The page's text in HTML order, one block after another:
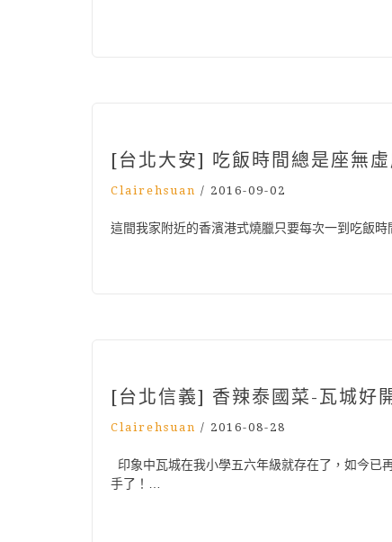
[台北大安] 吃飯時間總是座無
Clairehsuan / 2016-09-02
這間我家附近的香濱港式燒臘只要每次一到吃飯
[台北信義] 香辣泰國菜-瓦城好
Clairehsuan / 2016-08-28
印象中瓦城在我小學五六年級就存在了，如今已
手了！…